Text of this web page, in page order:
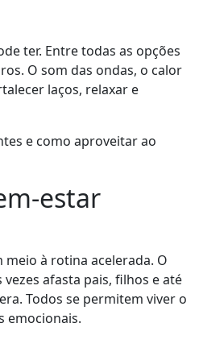
ter. Entre todas as opções
O som das ondas, o calor
laços, relaxar e
e como aproveitar ao
estar
à rotina acelerada. O
afasta pais, filhos e até
Todos se permitem viver o
emocionais.